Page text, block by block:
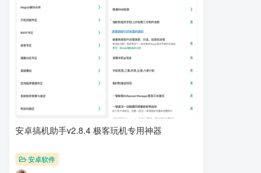
安卓搞机助手v2.8.4 极客玩机专用神器
安卓软件